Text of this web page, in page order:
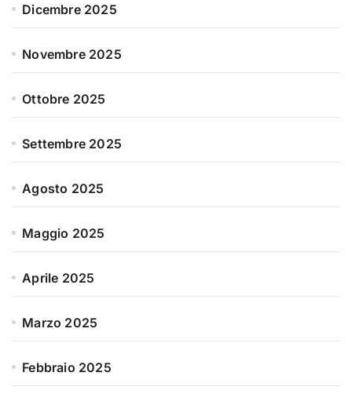
Dicembre 2025
Novembre 2025
Ottobre 2025
Settembre 2025
Agosto 2025
Maggio 2025
Aprile 2025
Marzo 2025
Febbraio 2025